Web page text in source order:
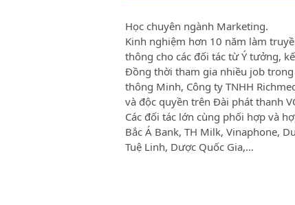
Học chuyên ngành Marketing.
Kinh nghiệm hơn 10 năm làm
thông cho các đối tác từ Ý tưởng,
Đồng thời tham gia nhiều job
thông Minh, Công ty TNHH
và độc quyền trên Đài phát thanh
Các đối tác lớn cùng phối hợp và
Bắc Á Bank, TH Milk, Vinaphone,
Tuệ Linh, Dược Quốc Gia,…